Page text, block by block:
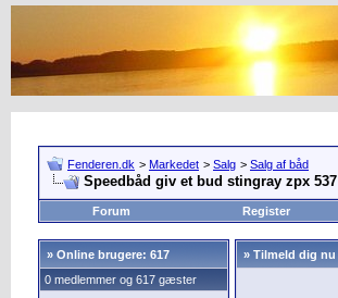
Fenderen.dk > Markedet > Salg > Salg af båd
Speedbåd giv et bud stingray zpx 537
Forum Register
» Online brugere: 617
0 medlemmer og 617 gæster
» Tilmeld dig nu